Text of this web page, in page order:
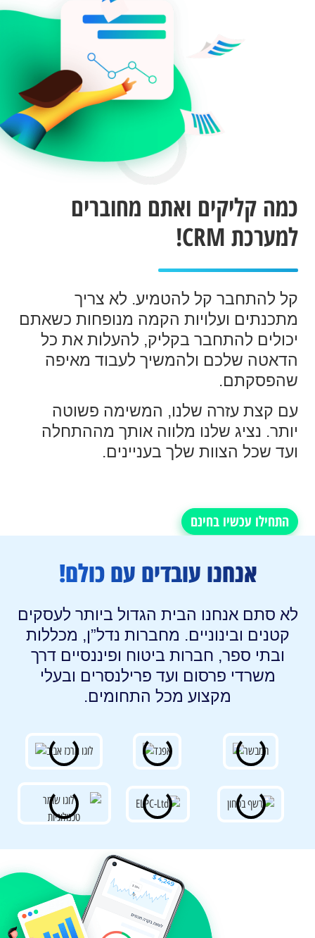
כמה קליקים ואתם מחוברים
למערכת CRM!
קל להתחבר קל להטמיע. לא צריך
מתכנתים ועלויות הקמה מנופחות כשאתם
יכולים להתחבר בקליק, להעלות את כל
הדאטה שלכם ולהמשיך לעבוד מאיפה
שהפסקתם.
עם קצת עזרה שלנו, המשימה פשוטה
יותר. נציג שלנו מלווה אותך מההתחלה
ועד שכל הצוות שלך בעניינים.
התחילו עכשיו בחינם
אנחנו עובדים עם כולם!
לא סתם אנחנו הבית הגדול ביותר לעסקים
קטנים ובינוניים. מחברות נדל”ן, מכללות
ובתי ספר, חברות ביטוח ופיננסיים דרך
משרדי פרסום ועד פרילנסרים ובעלי
מקצוע מכל התחומים.